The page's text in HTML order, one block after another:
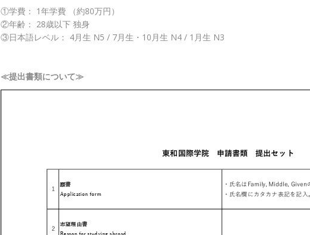
①学費： 1年学費 （約80万円）
②年齢： 28歳以下 独身
③日本語レベル： 4月生 N5 / 7月生・10月生 N4 / 1月生 N3
≪提出書類について≫